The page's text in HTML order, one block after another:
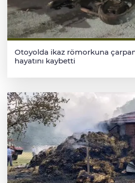
Otoyolda ikaz römorkuna
hayatını kaybetti